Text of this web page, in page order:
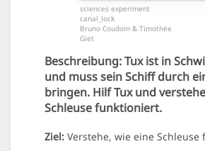
sciences experiment
canal_lock
Bruno Coudoin & Timothée
Giet
Beschreibung:Tux ist in
und muss sein Schiff durch
bringen. Hilf Tux und
Schleuse funktioniert.
Ziel: Verstehe, wie eine